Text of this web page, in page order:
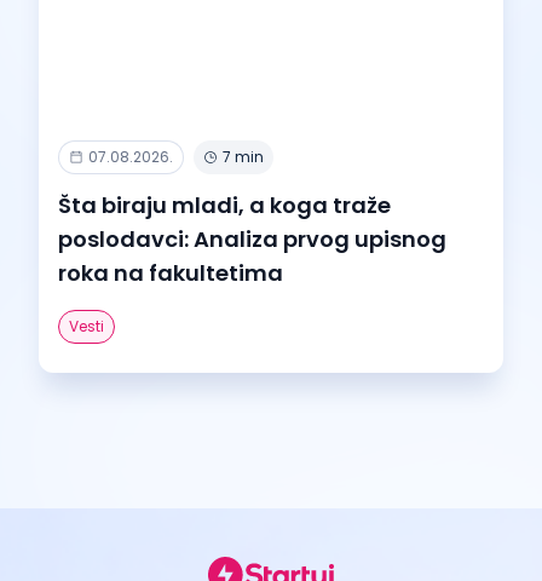
07.08.2026. 7 min
Šta biraju mladi, a koga traže
poslodavci: Analiza prvog upisnog
roka na fakultetima
Vesti